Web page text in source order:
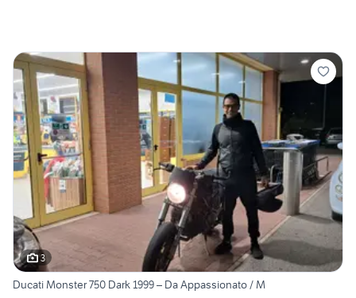
3
Ducati Monster 750 Dark 1999 – Da Appassionato / M